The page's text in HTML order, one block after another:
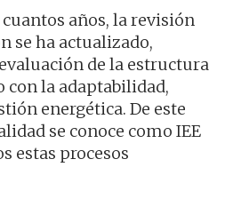
cuantos años, la revisión
se ha actualizado,
de la estructura
la adaptabilidad,
energética. De este
se conoce como IEE
estas procesos